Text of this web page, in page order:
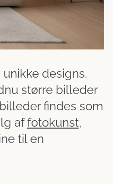
designs.
større billeder
findes som
affotokunst,
til en